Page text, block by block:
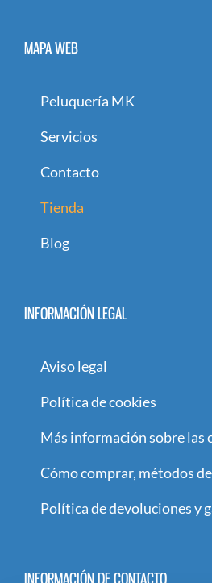
MAPA WEB
Peluquería MK
Servicios
Contacto
Tienda
Blog
INFORMACIÓN LEGAL
Aviso legal
Política de cookies
Más información sobre las
Cómo comprar, métodos
Política de devoluciones y
INFORMACIÓN DE CONTACTO